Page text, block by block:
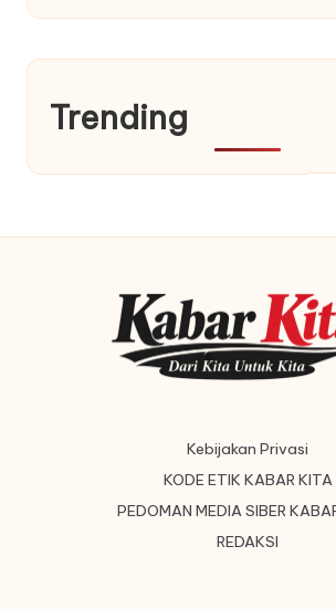
Trending
Kebijakan Privasi
KODE ETIK KABAR KITA
PEDOMAN MEDIA SIBER
REDAKSI